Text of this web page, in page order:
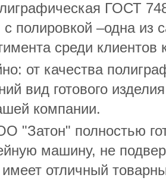
ГОСТ
с полировкой –одна из
среди клиентов
от качества
вид готового
компании.
"Затон" полностью
машину, не
отличный